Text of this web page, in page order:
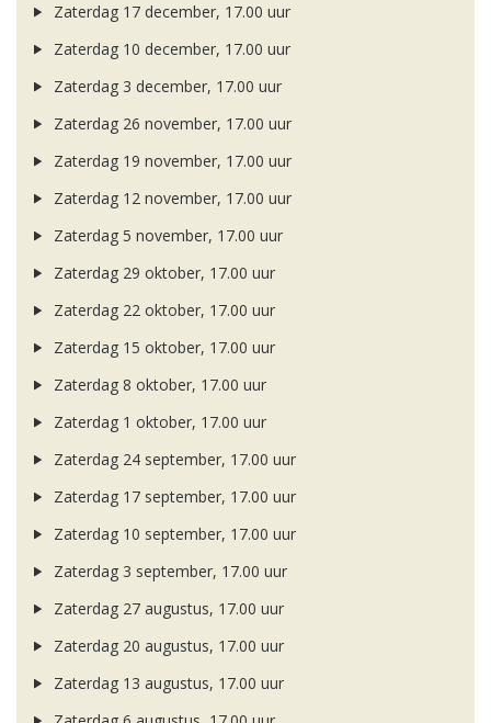
Zaterdag 17 december, 17.00 uur
Zaterdag 10 december, 17.00 uur
Zaterdag 3 december, 17.00 uur
Zaterdag 26 november, 17.00 uur
Zaterdag 19 november, 17.00 uur
Zaterdag 12 november, 17.00 uur
Zaterdag 5 november, 17.00 uur
Zaterdag 29 oktober, 17.00 uur
Zaterdag 22 oktober, 17.00 uur
Zaterdag 15 oktober, 17.00 uur
Zaterdag 8 oktober, 17.00 uur
Zaterdag 1 oktober, 17.00 uur
Zaterdag 24 september, 17.00 uur
Zaterdag 17 september, 17.00 uur
Zaterdag 10 september, 17.00 uur
Zaterdag 3 september, 17.00 uur
Zaterdag 27 augustus, 17.00 uur
Zaterdag 20 augustus, 17.00 uur
Zaterdag 13 augustus, 17.00 uur